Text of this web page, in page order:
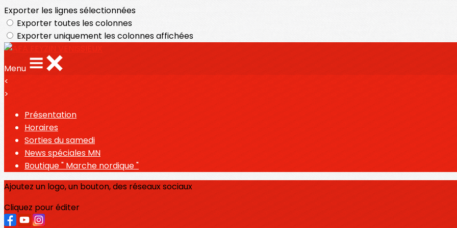
Exporter les lignes sélectionnées
Exporter toutes les colonnes
Exporter uniquement les colonnes affichées
Menu
<
>
Présentation
Horaires
Sorties du samedi
News spéciales MN
Boutique " Marche nordique "
Ajoutez un logo, un bouton, des réseaux sociaux
Cliquez pour éditer